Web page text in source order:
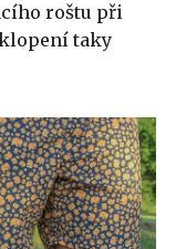
roštu při
taky